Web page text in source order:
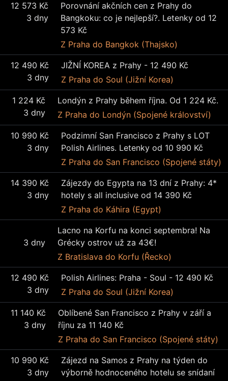
12 573 Kč
3 dny
Porovnání akčních cen z Prahy do
Bangkoku: co je nejlepší?. Letenky od 12
573 Kč
Z Praha do Bangkok (Thajsko)
12 490 Kč
3 dny
JIŽNÍ KOREA z Prahy - 12 490 Kč
Z Praha do Soul (Jižní Korea)
1 224 Kč
3 dny
Londýn z Prahy během října. Od 1 224 Kč.
Z Praha do Londýn (Spojené království)
10 990 Kč
3 dny
Podzimní San Francisco z Prahy s LOT
Polish Airlines. Letenky od 10 990 Kč
Z Praha do San Francisco (Spojené státy)
14 390 Kč
3 dny
Zájezdy do Egypta na 13 dní z Prahy: 4*
hotely s all inclusive od 14 390 Kč
Z Praha do Káhira (Egypt)
3 dny
Lacno na Korfu na konci septembra! Na
Grécky ostrov už za 43€!
Z Bratislava do Korfu (Řecko)
12 490 Kč
3 dny
Polish Airlines: Praha - Soul - 12 490 Kč
Z Praha do Soul (Jižní Korea)
11 140 Kč
3 dny
Oblíbené San Francisco z Prahy v září a
říjnu za 11 140 Kč
Z Praha do San Francisco (Spojené státy)
10 990 Kč
3 dny
Zájezd na Samos z Prahy na týden do
výborně hodnoceného hotelu se snídaní